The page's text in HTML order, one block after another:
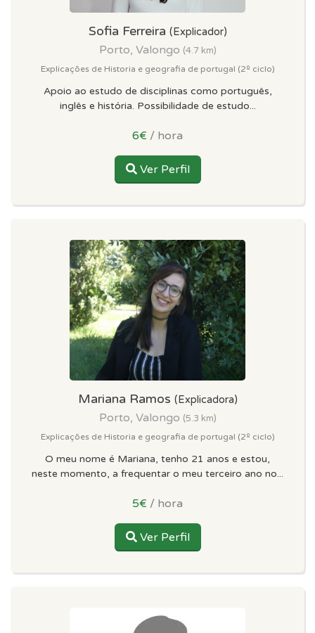
Sofia Ferreira (Explicador)
Porto, Valongo (4.7 km)
Explicações de Historia e geografia de portugal (2º ciclo)
Apoio ao estudo de disciplinas como português,
inglês e história. Possibilidade de estudo...
6€ / hora
Ver Perfil
Mariana Ramos (Explicadora)
Porto, Valongo (5.3 km)
Explicações de Historia e geografia de portugal (2º ciclo)
O meu nome é Mariana, tenho 21 anos e estou,
neste momento, a frequentar o meu terceiro ano no...
5€ / hora
Ver Perfil